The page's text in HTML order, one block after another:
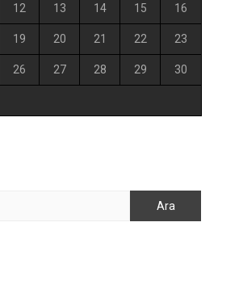
12 13 14 15 16
19 20 21 22 23
26 27 28 29 30